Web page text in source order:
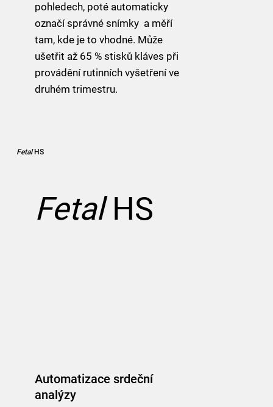
FetalHS
Automatizace srdeční
analýzy
Fetal HS
pohledech, poté automaticky
označí správné snímky a měří
tam, kde je to vhodné. Může
ušetřit až 65 % stisků kláves při
provádění rutinních vyšetření ve
druhém trimestru.